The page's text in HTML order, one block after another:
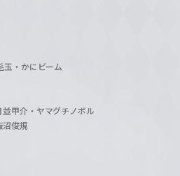
・かにビーム
甲介・ヤマグチノボル
俊規